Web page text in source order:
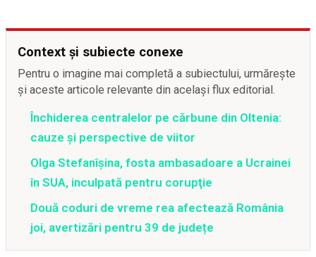
Context și subiecte conexe
Pentru o imagine mai completă a subiectului, urmărește
și aceste articole relevante din același flux editorial.
Închiderea centralelor pe cărbune din Oltenia:
cauze și perspective de viitor
Olga Stefanîşina, fosta ambasadoare a Ucrainei
în SUA, inculpată pentru corupţie
Două coduri de vreme rea afectează România
joi, avertizări pentru 39 de județe